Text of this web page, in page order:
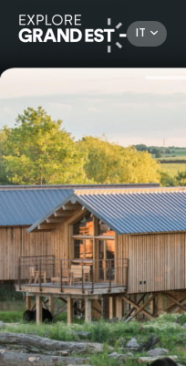
IT
Idee soggiorno